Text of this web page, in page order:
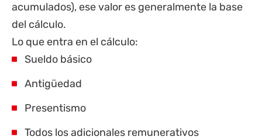
acumulados), ese valor es generalmente la base
del cálculo.
Lo que entra en el cálculo:
Sueldo básico
Antigüedad
Presentismo
Todos los adicionales remunerativos